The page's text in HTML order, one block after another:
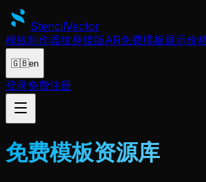
StencilVector
模板制作器纹身镂版AR免费模板展示价
🇬🇧en
登录免费注册
免费模板资源库